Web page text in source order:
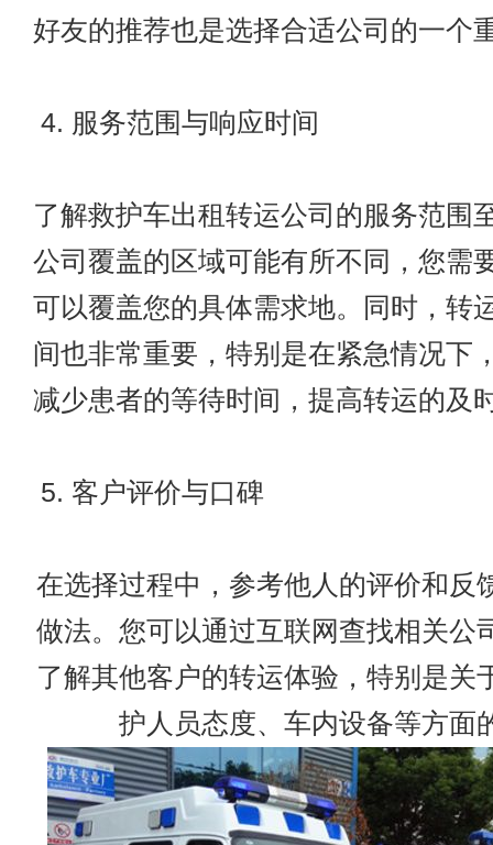
好友的推荐也是选择合适公司的一个
4. 服务范围与响应时间
了解救护车出租转运公司的服务范围
公司覆盖的区域可能有所不同，您需
可以覆盖您的具体需求地。同时，转
间也非常重要，特别是在紧急情况下
减少患者的等待时间，提高转运的及
5. 客户评价与口碑
在选择过程中，参考他人的评价和反
做法。您可以通过互联网查找相关公
了解其他客户的转运体验，特别是关
护人员态度、车内设备等方面